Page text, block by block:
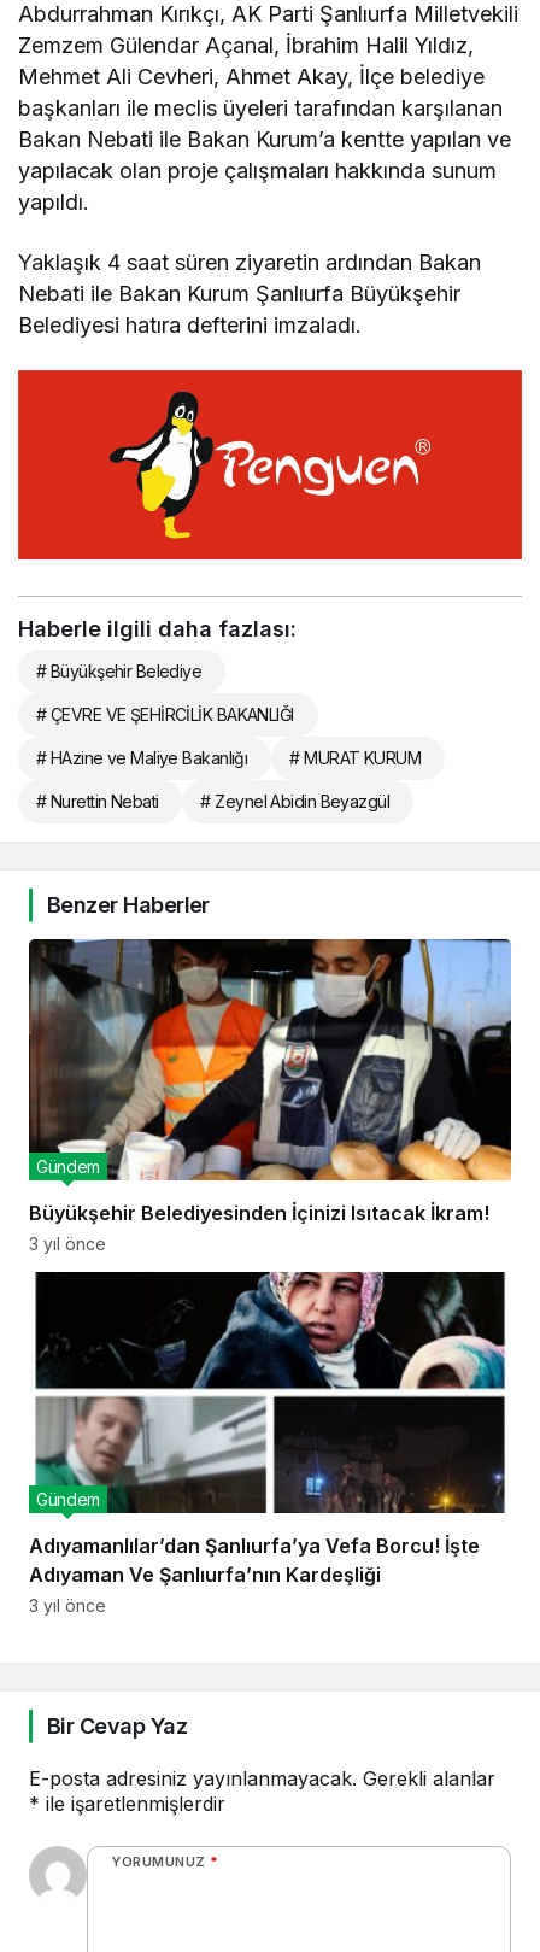
Abdurrahman Kırıkçı, AK Parti Şanlıurfa Milletvekili
Zemzem Gülendar Açanal, İbrahim Halil Yıldız,
Mehmet Ali Cevheri, Ahmet Akay, İlçe belediye
başkanları ile meclis üyeleri tarafından karşılanan
Bakan Nebati ile Bakan Kurum’a kentte yapılan ve
yapılacak olan proje çalışmaları hakkında sunum
yapıldı.
Yaklaşık 4 saat süren ziyaretin ardından Bakan
Nebati ile Bakan Kurum Şanlıurfa Büyükşehir
Belediyesi hatıra defterini imzaladı.
Haberle ilgili daha fazlası:
# Büyükşehir Belediye
# ÇEVRE VE ŞEHİRCİLİK BAKANLIĞI
# HAzine ve Maliye Bakanlığı # MURAT KURUM
# Nurettin Nebati # Zeynel Abidin Beyazgül
Benzer Haberler
Büyükşehir Belediyesinden İçinizi Isıtacak İkram!
Gündem
3 yıl önce
Adıyamanlılar’dan Şanlıurfa’ya Vefa Borcu! İşte
Adıyaman Ve Şanlıurfa’nın Kardeşliği
Gündem
3 yıl önce
Bir Cevap Yaz
E-posta adresiniz yayınlanmayacak. Gerekli alanlar
* ile işaretlenmişlerdir
YORUMUNUZ *